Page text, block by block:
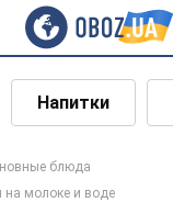
Напитки
блюда
на молоке и воде